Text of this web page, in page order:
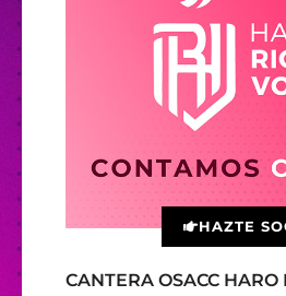
HAZTE
CANTERA OSACC HARO